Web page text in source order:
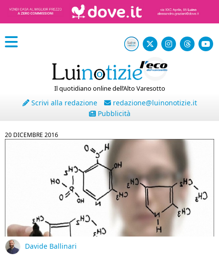
Il quotidiano online dell’Alto Varesotto
Scrivi alla redazione
redazione@luinonotizie.it
Pubblicità
20 DICEMBRE 2016
Davide Ballinari